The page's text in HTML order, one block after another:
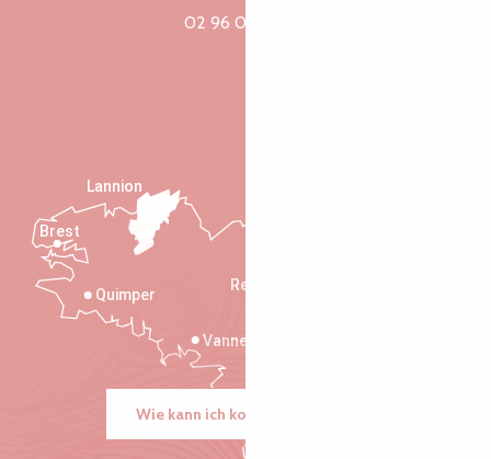
02 96 05 60 70
Rennes
Vannes
Quimper
Lannion
Brest
Wie kann ich kommen?